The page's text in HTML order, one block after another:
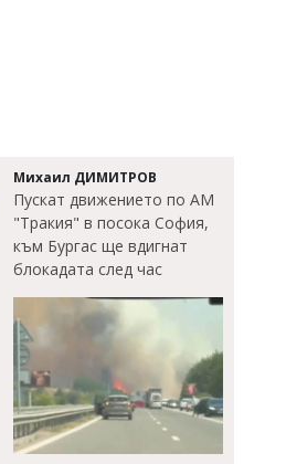
Михаил ДИМИТРОВ
Пускат движението по АМ
"Тракия" в посока София,
към Бургас ще вдигнат
блокадата след час